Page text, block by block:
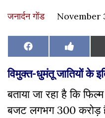
जनार्दन गोंड November
Share
on
Facebook Share
on
Like
on
विमुक्त-धुमंतू जातियों के
बताया जा रहा है कि
बजट लगभग 300 करोड़